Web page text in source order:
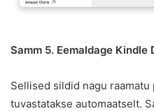
Samm 5. Eemaldage Kindle
Sellised sildid nagu
tuvastatakse automaatselt.